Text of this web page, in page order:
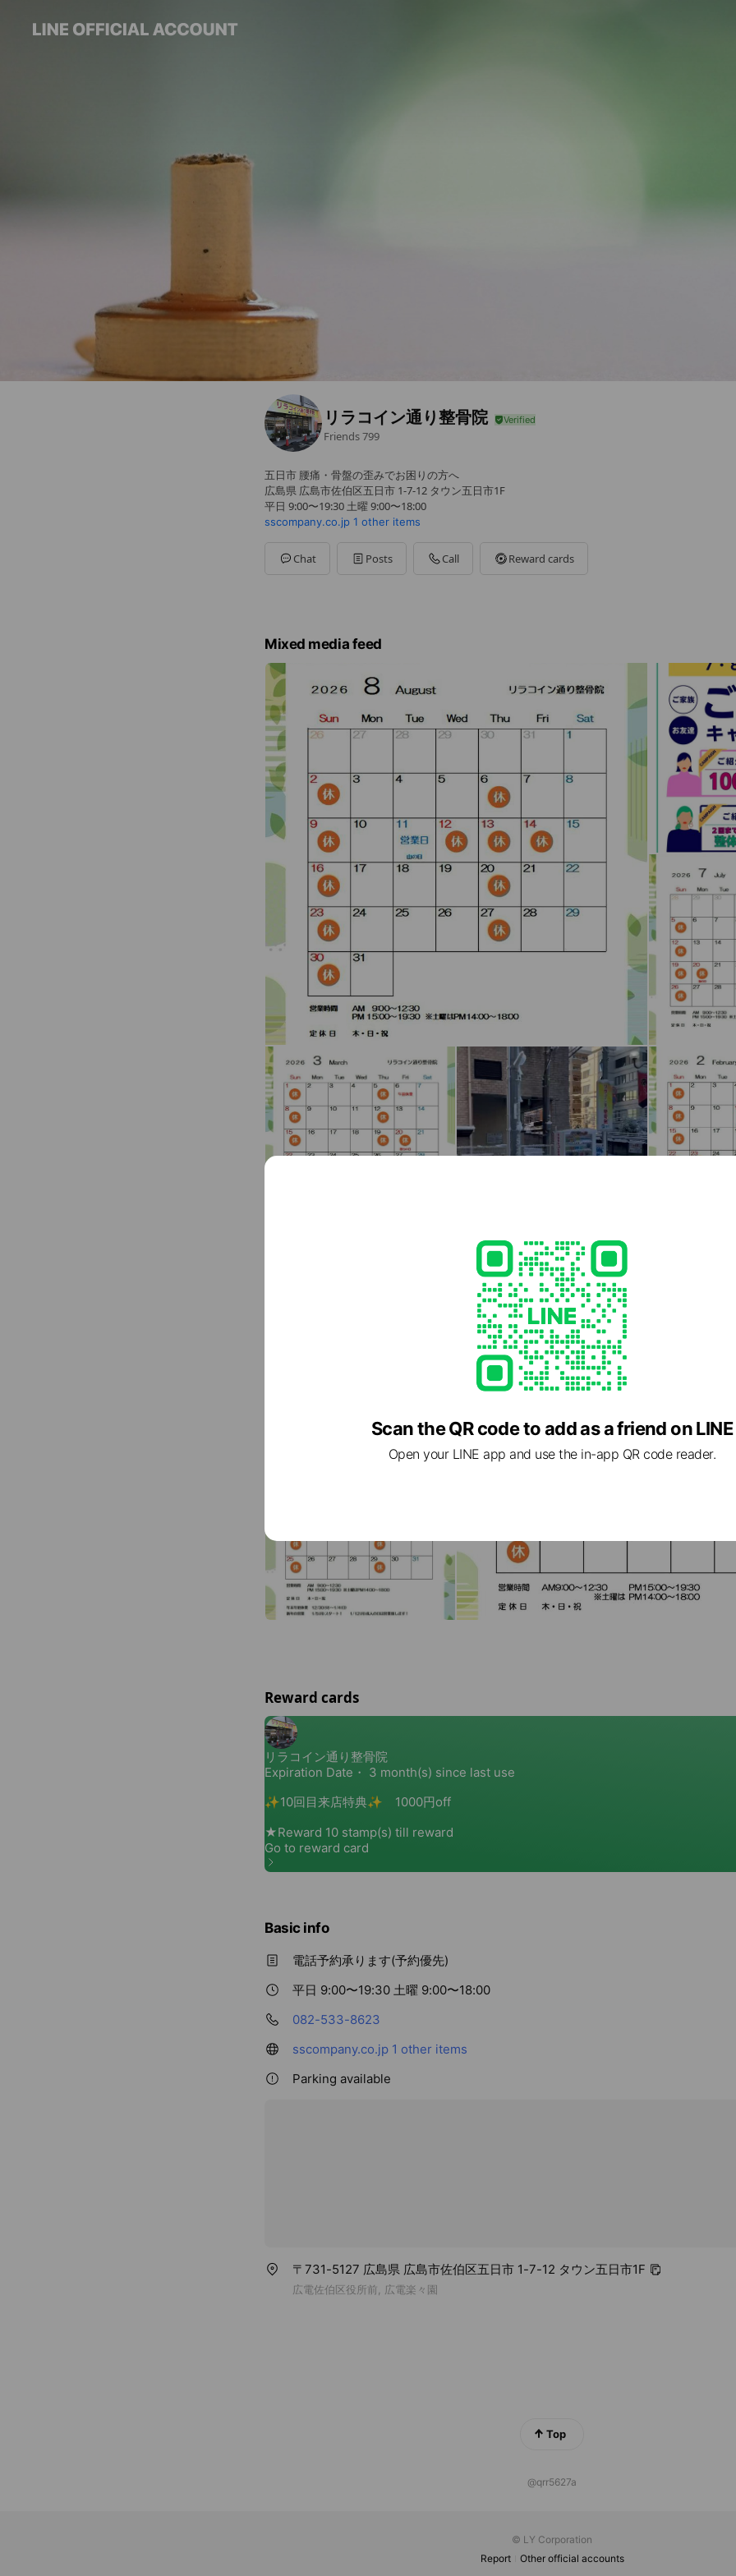
リラコイン通り整骨院
Friends799
五日市 腰痛・骨盤の歪みでお困りの方へ
広島県 広島市佐伯区五日市 1-7-12 タウン五日市1F
平日 9:00〜19:30 土曜 9:00〜18:00
sscompany.co.jp 1 other items
Chat Posts Call Reward cards
Mixed media feed
Reward cards
Basic info
電話予約承ります(予約優先)
平日 9:00〜19:30 土曜 9:00〜18:00
082-533-8623
sscompany.co.jp 1 other items
Parking available
〒731-5127 広島県 広島市佐伯区五日市 1-7-12 タウン五日市1F
広電佐伯区役所前, 広電楽々園
Top
@qrr5627a
© LY Corporation
Report
Other official accounts
Scan the QR code to add as a friend on LINE
Open your LINE app and use the in-app QR code reader.